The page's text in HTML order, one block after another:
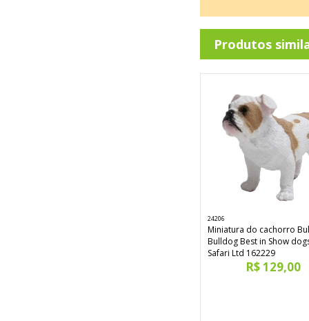
Produtos
24206
Miniatura do cachorro
Bulldog Best in Show
Safari Ltd 162229
R$ 129,00